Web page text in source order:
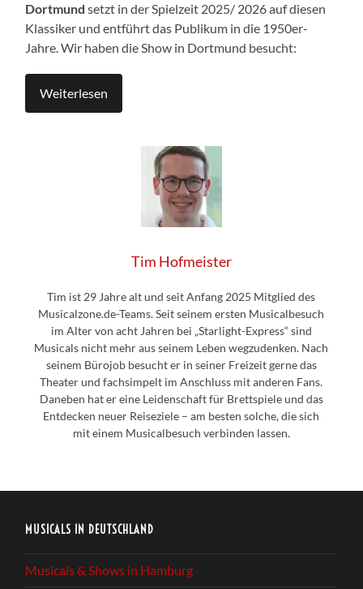
Dortmund setzt in der Spielzeit 2025/ 2026 auf diesen
Klassiker und entführt das Publikum in die 1950er-
Jahre. Wir haben die Show in Dortmund besucht:
Weiterlesen
Tim Hofmeister
Tim ist 29 Jahre alt und seit Anfang 2025 Mitglied des
Musicalzone.de-Teams. Seit seinem ersten Musicalbesuch
im Alter von acht Jahren bei „Starlight-Express“ sind
Musicals nicht mehr aus seinem Leben wegzudenken. Nach
seinem Bürojob besucht er in seiner Freizeit gerne das
Theater und fachsimpelt im Anschluss mit anderen Fans.
Daneben hat er eine Leidenschaft für Brettspiele und das
Entdecken neuer Reiseziele – am besten solche, die sich
mit einem Musicalbesuch verbinden lassen.
MUSICALS IN DEUTSCHLAND
Musicals & Shows in Hamburg